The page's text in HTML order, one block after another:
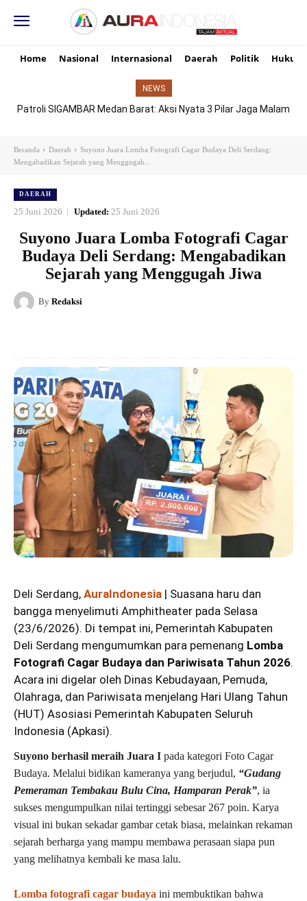
Home Nasional Internasional Daerah Politik Hukum
NEWS
Patroli SIGAMBAR Medan Barat: Aksi Nyata 3 Pilar Jaga Malam
Beranda Daerah
Suyono Juara Lomba Fotografi Cagar Budaya Deli Serdang:
Mengabadikan Sejarah yang Menggugah...
DAERAH
25 Juni 2026 Updated: 25 Juni 2026
Suyono Juara Lomba Fotografi Cagar
Budaya Deli Serdang: Mengabadikan
Sejarah yang Menggugah Jiwa
By Redaksi
Deli Serdang, AuraIndonesia | Suasana haru dan
bangga menyelimuti Amphitheater pada Selasa
(23/6/2026). Di tempat ini, Pemerintah Kabupaten
Deli Serdang mengumumkan para pemenang Lomba
Fotografi Cagar Budaya dan Pariwisata Tahun 2026.
Acara ini digelar oleh Dinas Kebudayaan, Pemuda,
Olahraga, dan Pariwisata menjelang Hari Ulang Tahun
(HUT) Asosiasi Pemerintah Kabupaten Seluruh
Indonesia (Apkasi).
Suyono berhasil meraih Juara I pada kategori Foto Cagar
Budaya. Melalui bidikan kameranya yang berjudul, “Gudang
Pemeraman Tembakau Bulu Cina, Hamparan Perak”, ia
sukses mengumpulkan nilai tertinggi sebesar 267 poin. Karya
visual ini bukan sekadar gambar cetak biasa, melainkan rekaman
sejarah berharga yang mampu membawa perasaan siapa pun
yang melihatnya kembali ke masa lalu.
Lomba fotografi cagar budaya ini membuktikan bahwa